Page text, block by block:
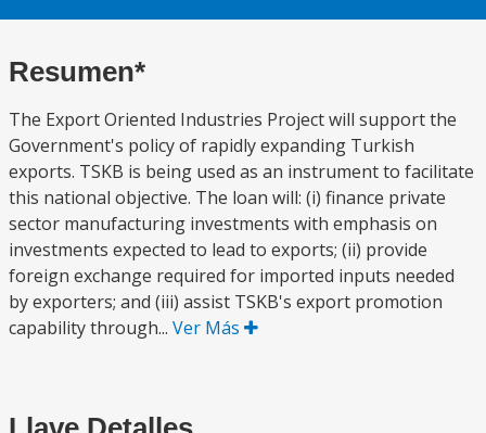
Resumen*
The Export Oriented Industries Project will support the
Government's policy of rapidly expanding Turkish
exports. TSKB is being used as an instrument to facilitate
this national objective. The loan will: (i) finance private
sector manufacturing investments with emphasis on
investments expected to lead to exports; (ii) provide
foreign exchange required for imported inputs needed
by exporters; and (iii) assist TSKB's export promotion
capability through... Ver Más